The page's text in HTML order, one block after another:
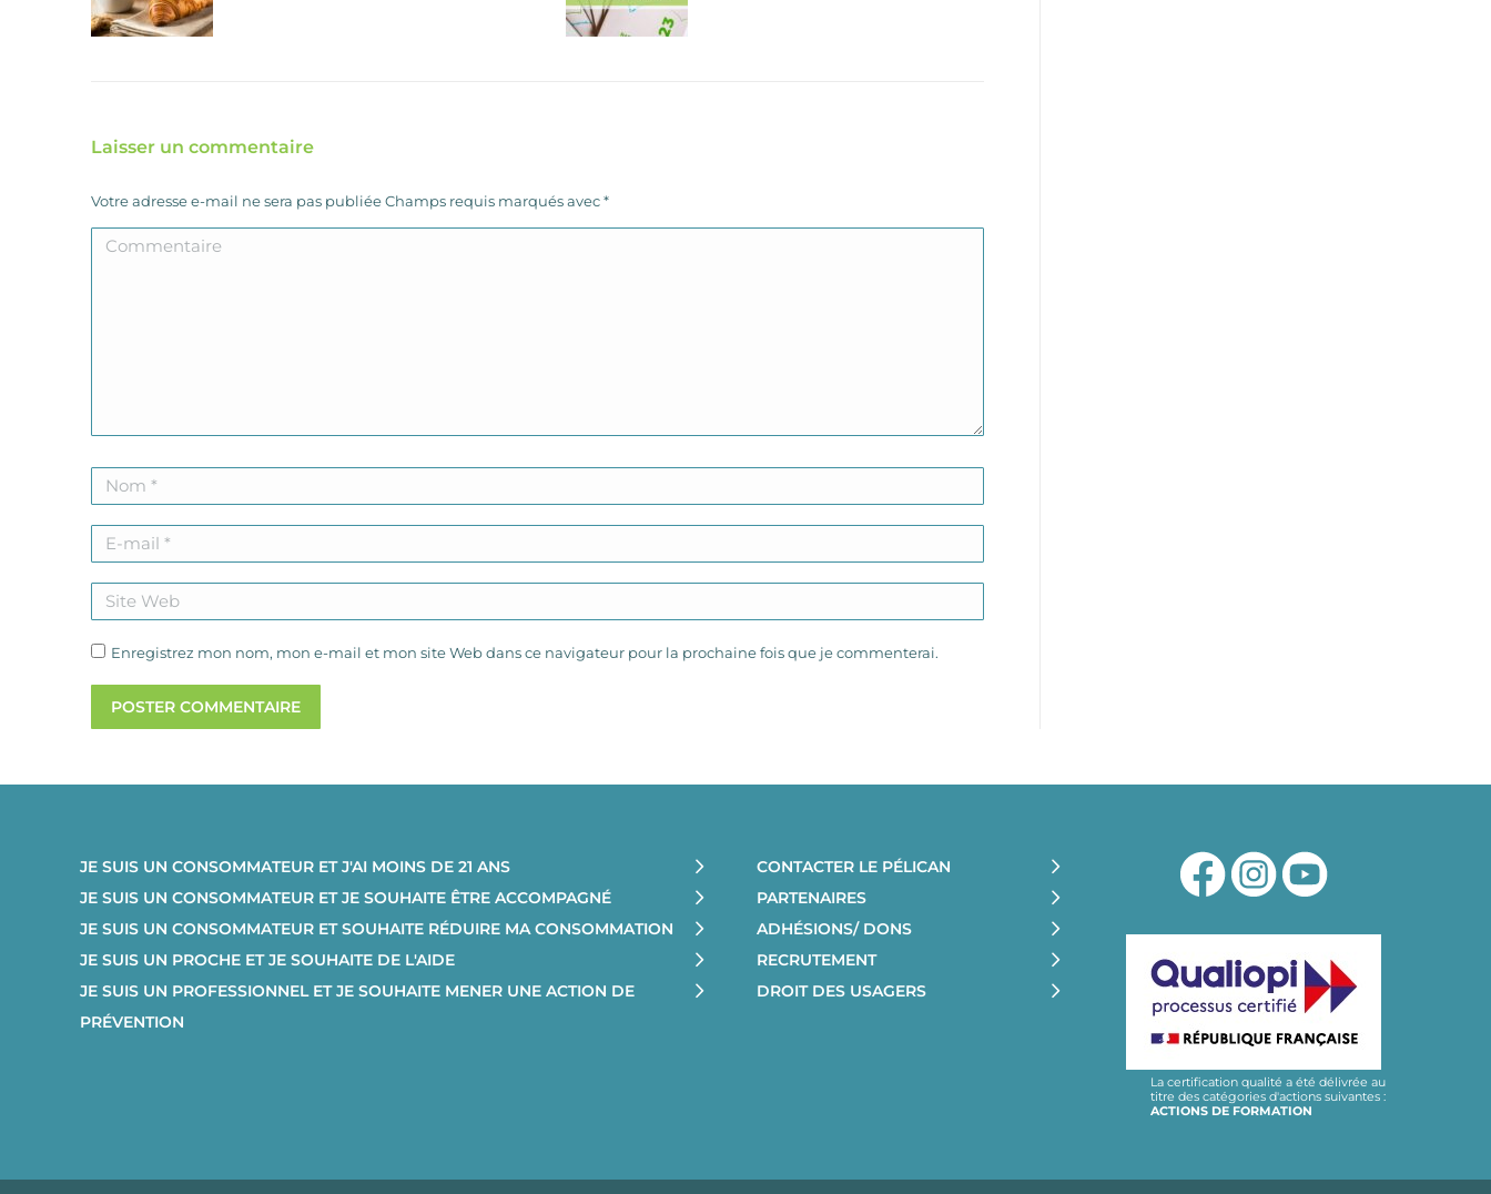
Laisser un commentaire
Votre adresse e-mail ne sera pas publiée Champs requis marqués avec*
Commentaire
Nom *
E-mail *
Site Web
Enregistrez mon nom, mon e-mail et mon site Web dans ce navigateur pour la prochaine fois que je commenterai.
POSTER COMMENTAIRE
JE SUIS UN CONSOMMATEUR ET J'AI MOINS DE 21 ANS
JE SUIS UN CONSOMMATEUR ET JE SOUHAITE ÊTRE ACCOMPAGNÉ
JE SUIS UN CONSOMMATEUR ET SOUHAITE RÉDUIRE MA CONSOMMATION
JE SUIS UN PROCHE ET JE SOUHAITE DE L'AIDE
JE SUIS UN PROFESSIONNEL ET JE SOUHAITE MENER UNE ACTION DE
PRÉVENTION
CONTACTER LE PÉLICAN
PARTENAIRES
ADHÉSIONS/ DONS
RECRUTEMENT
DROIT DES USAGERS
La certification qualité a été délivrée au
titre des catégories d'actions suivantes :
ACTIONS DE FORMATION